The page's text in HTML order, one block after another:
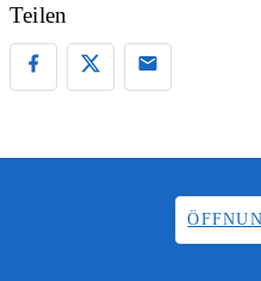
Teilen